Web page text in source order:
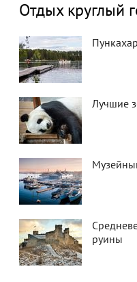
Отдых круглый
Лучшие
руины